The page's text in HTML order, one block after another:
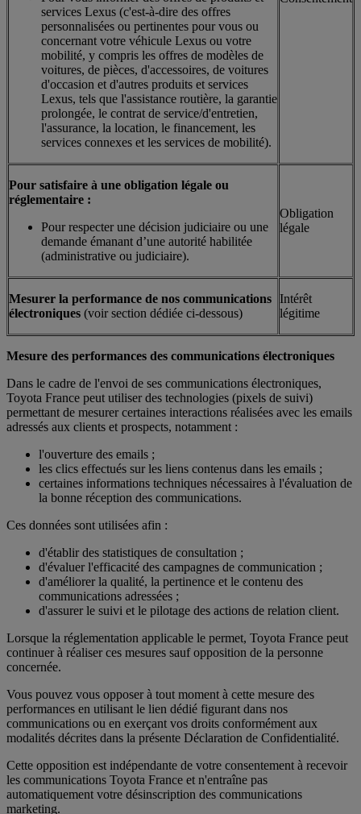
services Lexus (c'est-à-dire des offres
personnalisées ou pertinentes pour vous ou
concernant votre véhicule Lexus ou votre
mobilité, y compris les offres de modèles de
voitures, de pièces, d'accessoires, de voitures
d'occasion et d'autres produits et services
Lexus, tels que l'assistance routière, la garantie
prolongée, le contrat de service/d'entretien,
l'assurance, la location, le financement, les
services connexes et les services de mobilité).
Pour satisfaire à une obligation légale ou
réglementaire :
Pour respecter une décision judiciaire ou une
demande émanant d’une autorité habilitée
(administrative ou judiciaire).
Obligation
légale
Mesurer la performance de nos communications
électroniques (voir section dédiée ci-dessous)
Intérêt
légitime
Mesure des performances des communications électroniques
Dans le cadre de l'envoi de ses communications électroniques,
Toyota France peut utiliser des technologies (pixels de suivi)
permettant de mesurer certaines interactions réalisées avec les emails
adressés aux clients et prospects, notamment :
l'ouverture des emails ;
les clics effectués sur les liens contenus dans les emails ;
certaines informations techniques nécessaires à l'évaluation de
la bonne réception des communications.
Ces données sont utilisées afin :
d'établir des statistiques de consultation ;
d'évaluer l'efficacité des campagnes de communication ;
d'améliorer la qualité, la pertinence et le contenu des
communications adressées ;
d'assurer le suivi et le pilotage des actions de relation client.
Lorsque la réglementation applicable le permet, Toyota France peut
continuer à réaliser ces mesures sauf opposition de la personne
concernée.
Vous pouvez vous opposer à tout moment à cette mesure des
performances en utilisant le lien dédié figurant dans nos
communications ou en exerçant vos droits conformément aux
modalités décrites dans la présente Déclaration de Confidentialité.
Cette opposition est indépendante de votre consentement à recevoir
les communications Toyota France et n'entraîne pas
automatiquement votre désinscription des communications
marketing.